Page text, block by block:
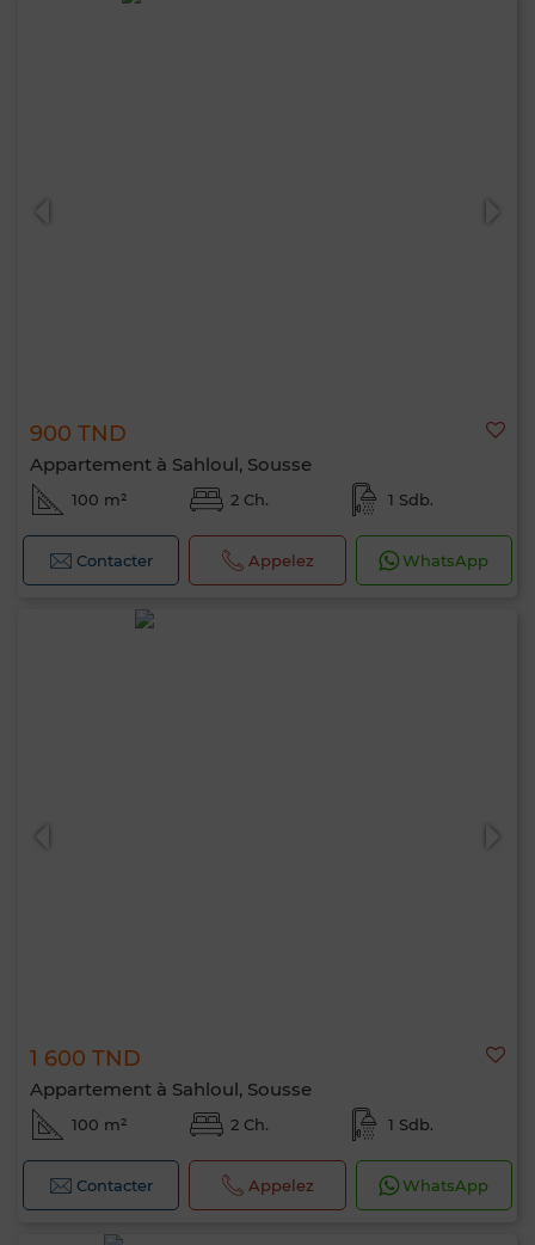
900 TND
Appartement à Sahloul, Sousse
100 m² 2 Ch. 1 Sdb.
Contacter Appelez WhatsApp
1 600 TND
Appartement à Sahloul, Sousse
100 m² 2 Ch. 1 Sdb.
Contacter Appelez WhatsApp